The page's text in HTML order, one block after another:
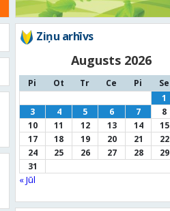
Ziņu arhīvs
Augusts 2026
Pi Ot Tr Ce Pi Se
1
3
4 5 6 7 8
10
11 12 13 14 15
17
18 19 20 21 22
24
25 26 27 28 29
31
« Jūl